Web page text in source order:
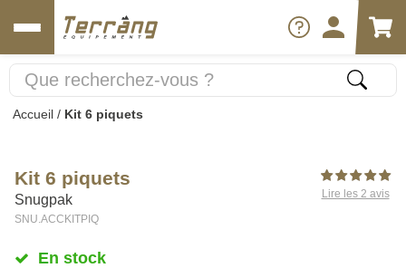
Accueil / Kit 6 piquets
Kit 6 piquets
Snugpak
SNU.ACCKITPIQ
Lire les 2 avis
En stock